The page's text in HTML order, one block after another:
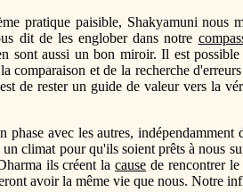
pratique paisible, Shakyamuni nous
dit de les englober dans notre
sont aussi un bon miroir. Il est
comparaison et de la recherche
de rester un guide de valeur vers la
phase avec les autres,
un climat pour qu'ils soient prêts à nous
ils créent lacause de rencontrer le
avoir la même vie que nous. Notre